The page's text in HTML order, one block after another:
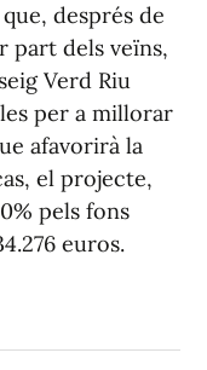
després de
part dels veïns,
Verd Riu
per a millorar
afavorirà la
el projecte,
pels fons
euros.